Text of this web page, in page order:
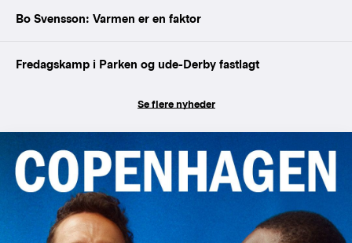
Bo Svensson: Varmen er en faktor
Fredagskamp i Parken og ude-Derby fastlagt
Se flere nyheder